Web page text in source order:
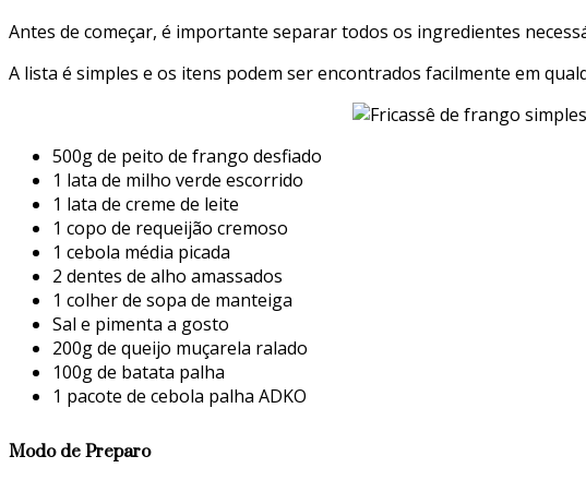
Antes de começar, é importante separar todos os ingredientes
A lista é simples e os itens podem ser encontrados facilmente em
500g de peito de frango desfiado
1 lata de milho verde escorrido
1 lata de creme de leite
1 copo de requeijão cremoso
1 cebola média picada
2 dentes de alho amassados
1 colher de sopa de manteiga
Sal e pimenta a gosto
200g de queijo muçarela ralado
100g de batata palha
1 pacote de cebola palha ADKO
Modo de Preparo